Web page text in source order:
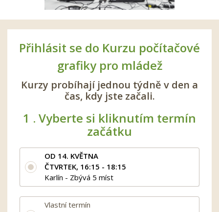
Přihlásit se do Kurzu počítačové
grafiky pro mládež
Kurzy probíhají jednou týdně v den a
čas, kdy jste začali.
1 . Vyberte si kliknutím termín
začátku
OD 14. KVĚTNA
ČTVRTEK, 16:15 - 18:15
Karlín - Zbývá 5 míst
Vlastní termín